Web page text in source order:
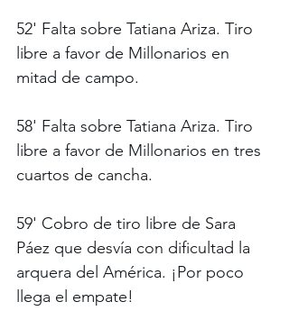
52' Falta sobre Tatiana Ariza. Tiro
libre a favor de Millonarios en
mitad de campo.
58' Falta sobre Tatiana Ariza. Tiro
libre a favor de Millonarios en tres
cuartos de cancha.
59' Cobro de tiro libre de Sara
Páez que desvía con dificultad la
arquera del América. ¡Por poco
llega el empate!